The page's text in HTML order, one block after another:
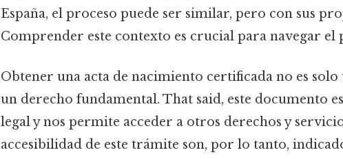
España, el proceso puede ser similar, pero con sus
Comprender este contexto es crucial para navegar el
Obtener una acta de nacimiento certificada no es
un derecho fundamental. That said, este documento
legal y nos permite acceder a otros derechos y
accesibilidad de este trámite son, por lo tanto,